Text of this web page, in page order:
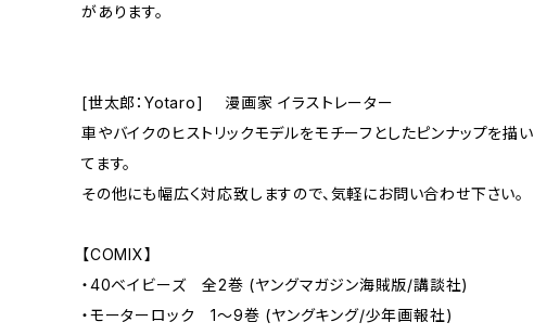
があります。
[世太郎：Yotaro] 漫画家 イラストレーター
車やバイクのヒストリックモデルをモチーフとしたピンナップを描い
てます。
その他にも幅広く対応致しますので、気軽にお問い合わせ下さい。
【COMIX】
・40ベイビーズ 全2巻 (ヤングマガジン海賊版/講談社)
・モーターロック 1～9巻 (ヤングキング/少年画報社)